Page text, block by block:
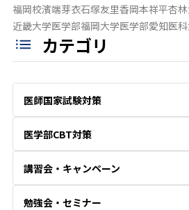
福岡校濱端芽衣石塚友里香岡本祥平杏
近畿大学医学部福岡大学医学部愛知医
カテゴリ
医師国家試験対策
医学部CBT対策
講習会・キャンペーン
勉強会・セミナー